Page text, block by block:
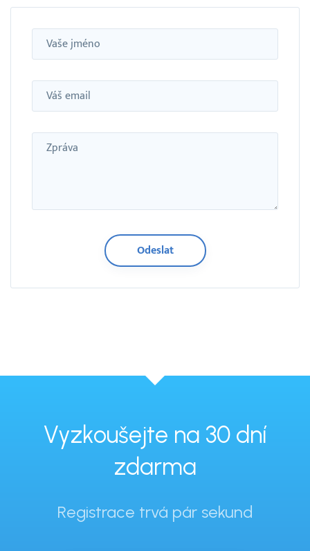
Jméno
Email
Zpráva
Vyzkoušejte na 30 dní
zdarma
Registrace trvá pár sekund